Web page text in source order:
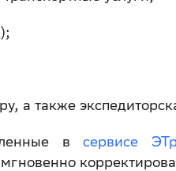
а также
в сервисе